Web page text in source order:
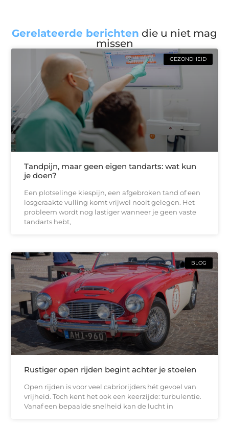
Gerelateerde berichten die u niet mag
missen
GEZONDHEID
Tandpijn, maar geen eigen tandarts: wat kun
je doen?
Een plotselinge kiespijn, een afgebroken tand of een
losgeraakte vulling komt vrijwel nooit gelegen. Het
probleem wordt nog lastiger wanneer je geen vaste
tandarts hebt,
BLOG
Rustiger open rijden begint achter je stoelen
Open rijden is voor veel cabriorijders hét gevoel van
vrijheid. Toch kent het ook een keerzijde: turbulentie.
Vanaf een bepaalde snelheid kan de lucht in